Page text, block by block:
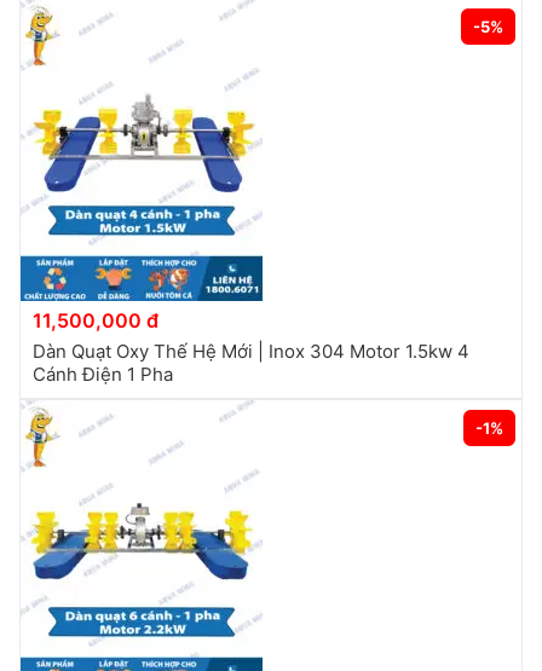
-5%
11,500,000 đ
Dàn Quạt Oxy Thế Hệ Mới | Inox 304 Motor 1.5kw 4
Cánh Điện 1 Pha
-1%